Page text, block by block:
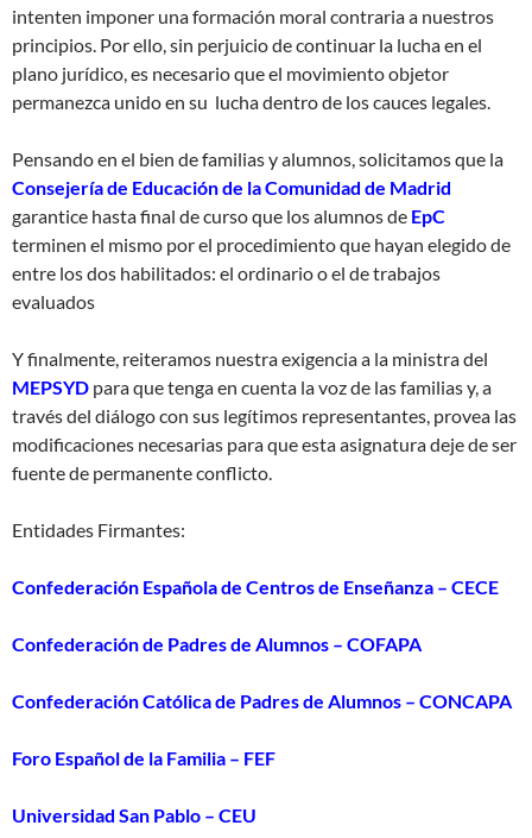
intenten imponer una formación moral contraria a nuestros
principios. Por ello, sin perjuicio de continuar la lucha en el
plano jurídico, es necesario que el movimiento objetor
permanezca unido en su lucha dentro de los cauces legales.
Pensando en el bien de familias y alumnos, solicitamos que la
Consejería de Educación de la Comunidad de Madrid
garantice hasta final de curso que los alumnos de EpC
terminen el mismo por el procedimiento que hayan elegido de
entre los dos habilitados: el ordinario o el de trabajos
evaluados
Y finalmente, reiteramos nuestra exigencia a la ministra del
MEPSYD para que tenga en cuenta la voz de las familias y, a
través del diálogo con sus legítimos representantes, provea las
modificaciones necesarias para que esta asignatura deje de ser
fuente de permanente conflicto.
Entidades Firmantes:
Confederación Española de Centros de Enseñanza – CECE
Confederación de Padres de Alumnos – COFAPA
Confederación Católica de Padres de Alumnos – CONCAPA
Foro Español de la Familia – FEF
Universidad San Pablo – CEU